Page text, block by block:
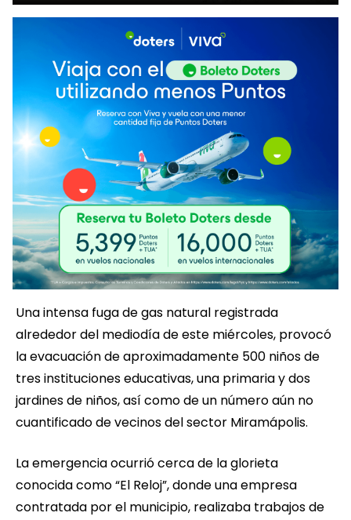
Una intensa fuga de gas natural registrada
alrededor del mediodía de este miércoles, provocó
la evacuación de aproximadamente 500 niños de
tres instituciones educativas, una primaria y dos
jardines de niños, así como de un número aún no
cuantificado de vecinos del sector Miramápolis.
La emergencia ocurrió cerca de la glorieta
conocida como “El Reloj”, donde una empresa
contratada por el municipio, realizaba trabajos de